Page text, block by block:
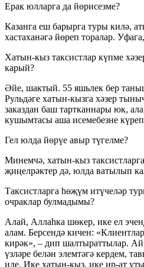
Ерак юлларга да йөрисезме?
Казанга еш барырга туры килә,
хастаханәгә йөреп торалар.
Хатын-кыз таксистлар күпме
карый?
Әйе, шактый. 55 яшьлек бер
Рульдәге хатын-кызга хәзер
заказдан баш тартканнары юк,
кушымтасы аша исемебезне күреп
Гел юлда йөрүе авыр түгелме?
Минемчә, хатын-кыз
җиңелрәктер дә, юлда ватылып
Таксистларга һөҗүм итүчеләр
очраклар булмадымы?
Алай, Аллаһка шөкер, ике ел
алам. Берсендә кичен:
кирәк», – дип шалтыраттылар.
үзләре белән элемтәгә кердем,
иде. Ике хатын-кыз, ике ир-ат